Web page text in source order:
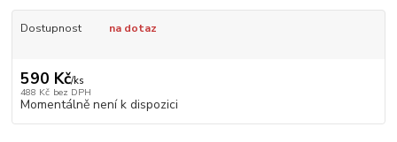
Dostupnost na dotaz
590 Kč/ks
488 Kč bez DPH
Momentálně není k dispozici